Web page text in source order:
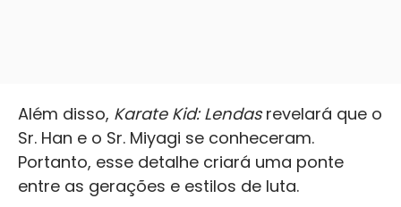
Além disso, Karate Kid: Lendasrevelará que o
Sr. Han e o Sr. Miyagi se conheceram.
Portanto, esse detalhe criará uma ponte
entre as gerações e estilos de luta.